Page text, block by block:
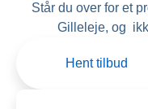
Står du over for et
Gilleleje, og
Hent tilbud